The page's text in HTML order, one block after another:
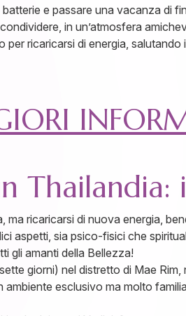
e passare una vacanza di
in un’atmosfera
ricaricarsi di energia,
ricaricarsi di nuova energia,
aspetti, sia psico-fisici che
gli amanti della Bellezza!
giorni) nel distretto di Mae
esclusivo ma molto